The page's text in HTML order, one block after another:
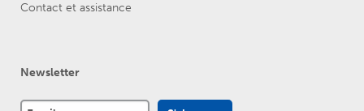
Contact et assistance
Newsletter